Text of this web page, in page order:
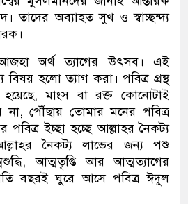
তাদের অব্যাহত সুখ ও স্বাচ্ছন্দ্য
অর্থ ত্যাগের উৎসব। এই
হলো ত্যাগ করা। পবিত্র গ্রন্থ
মাংস বা রক্ত কোনোটাই
না, পৌঁছায় তোমার মনের পবিত্র
পবিত্র ইচ্ছা হচ্ছে আল্লাহর নৈকট্য
নৈকট্য লাভের জন্য পশু
আত্মতৃপ্তি আর আত্মত্যাগের
বছরই ঘুরে আসে পবিত্র ঈদুল